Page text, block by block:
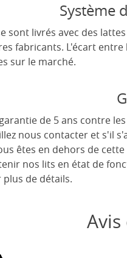
Système
sont livrés avec des
fabricants. L'écart
sur le marché.
de 5 ans contre
nous contacter et s'il
êtes en dehors de
nos lits en état de
de détails.